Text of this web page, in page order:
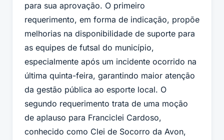
para sua aprovação. O primeiro
requerimento, em forma de indicação, propõe
melhorias na disponibilidade de suporte para
as equipes de futsal do município,
especialmente após um incidente ocorrido na
última quinta-feira, garantindo maior atenção
da gestão pública ao esporte local. O
segundo requerimento trata de uma moção
de aplauso para Franciclei Cardoso,
conhecido como Clei de Socorro da Avon,